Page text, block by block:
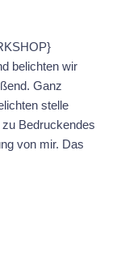
belichten wir
Ganz
stelle
Bedruckendes
von mir. Das